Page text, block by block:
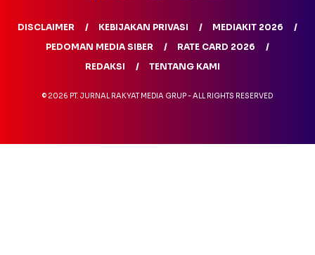
DISCLAIMER KEBIJAKAN PRIVASI
MEDIAKIT 2026
PEDOMAN MEDIA SIBER
RATE CARD 2026
REDAKSI
TENTANG KAMI
© 2026 PT. JURNAL RAKYAT MEDIA GRUP - ALL RIGHTS RESERVED